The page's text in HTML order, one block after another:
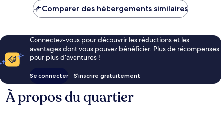
de
Comparer des hébergements similaires
Connectez-vous pour découvrir les réductions et les
avantages dont vous pouvez bénéficier. Plus de récompenses
pour plus d’aventures !
Se connecter S’inscrire gratuitement
À propos du quartier